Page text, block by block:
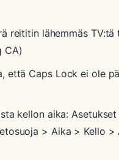
reititin lähemmäs TV:tä
CA)
että Caps Lock ei ole
kellon aika:
> Aika > Kello >